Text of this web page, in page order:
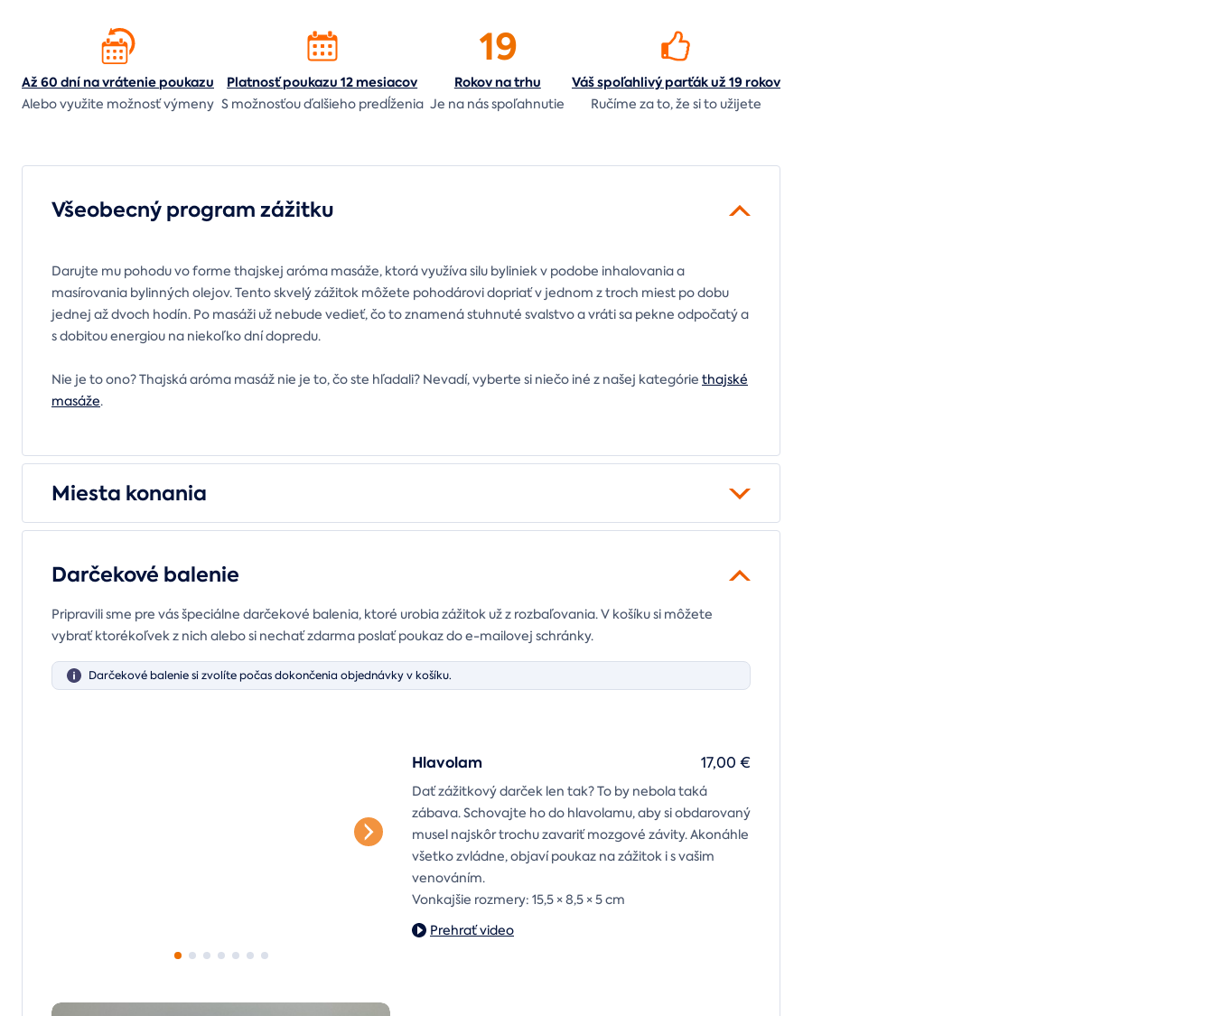
Až 60 dní na vráteniepoukazu
Alebo využite možnosť výmeny
Platnosť poukazu 12 mesiacov
S možnosťou ďalšieho predĺženia
19
Rokov natrhu
Je na násspoľahnutie
Váš spoľahlivý parťák už 19 rokov
Ručíme za to,že si to užijete
Všeobecný program zážitku
Darujte mu pohodu vo forme thajskej aróma masáže, ktorá využíva silu byliniek v podobe inhalovania a
masírovania bylinných olejov. Tento skvelý zážitok môžete pohodárovi dopriať v jednom z troch miest po dobu
jednej až dvoch hodín. Po masáži už nebude vedieť, čo to znamená stuhnuté svalstvo a vráti sa pekne odpočatý a
s dobitou energiou na niekoľko dní dopredu.
Nie je to ono? Thajská aróma masáž nie je to, čo ste hľadali? Nevadí, vyberte si niečo iné z našej kategórie thajské
masáže.
Miesta konania
Darčekové balenie
Pripravili sme pre vás špeciálne darčekové balenia, ktoré urobia zážitok už z rozbaľovania. V košíku si môžete
vybrať ktorékoľvek z nich alebo si nechať zdarma poslať poukaz do e-mailovej schránky.
Darčekové balenie si zvolíte počas dokončenia objednávky v košíku.
Hlavolam
Dať zážitkový darček len tak? To by nebola taká
zábava. Schovajte ho do hlavolamu, aby si obdarovaný
musel najskôr trochu zavariť mozgové závity. Akonáhle
všetko zvládne, objaví poukaz na zážitok i s vašim
venováním.
Vonkajšie rozmery: 15,5 × 8,5 × 5 cm
17,00 €
Prehrať video